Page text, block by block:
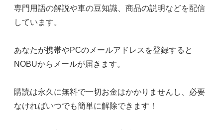
専門用語の解説や車の豆知識、商品の説明などを配信
しています。
あなたが携帯やPCのメールアドレスを登録すると
NOBUからメールが届きます。
購読は永久に無料で一切お金はかかりませんし、必要
なければいつでも簡単に解除できます！